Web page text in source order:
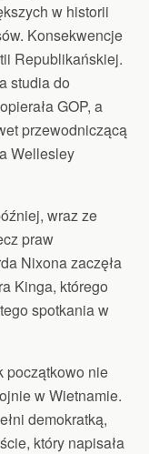
w historii
Konsekwencje
Republikańskiej.
studia do
GOP, a
przewodniczącą
Wellesley
wraz ze
praw
Nixona zaczęła
Kinga, którego
spotkania w
początkowo nie
w Wietnamie.
demokratką,
który napisała